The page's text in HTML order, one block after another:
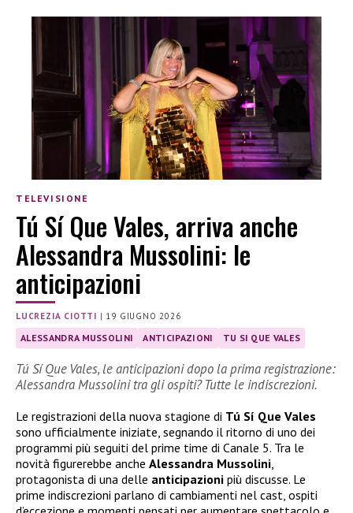
TELEVISIONE
Tú Sí Que Vales, arriva anche
Alessandra Mussolini: le
anticipazioni
LUCREZIA CIOTTI | 19 GIUGNO 2026
ALESSANDRA MUSSOLINI ANTICIPAZIONI TU SI QUE VALES
Tú Sí Que Vales, le anticipazioni dopo la prima registrazione:
Alessandra Mussolini tra gli ospiti? Tutte le indiscrezioni.
Le registrazioni della nuova stagione di Tú Sí Que Vales
sono ufficialmente iniziate, segnando il ritorno di uno dei
programmi più seguiti del prime time di Canale 5. Tra le
novità figurerebbe anche Alessandra Mussolini,
protagonista di una delle anticipazioni più discusse. Le
prime indiscrezioni parlano di cambiamenti nel cast, ospiti